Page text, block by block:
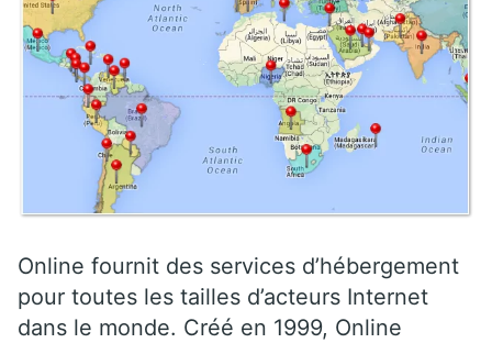
Online fournit des services d’hébergement
pour toutes les tailles d’acteurs Internet
dans le monde. Créé en 1999, Online